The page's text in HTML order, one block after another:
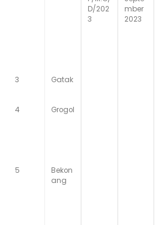
D/202
3
mber
2023
3 Gatak
4 Grogol
5
Bekon
ang